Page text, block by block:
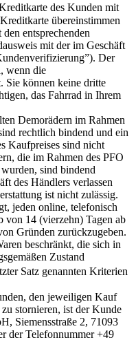
des Kunden mit
übereinstimmen
entsprechenden
mit der im Geschäft
Der
wenn die
Sie können keine dritte
das Fahrrad in Ihrem
Demorädern im Rahmen
rechtlich bindend und ein
Kaufpreises sind nicht
die im Rahmen des PFO
sind bindend
des Händlers verlassen
ist nicht zulässig.
jeden online, telefonisch
von 14 (vierzehn) Tagen ab
Gründen zurückzugeben.
beschränkt, die sich in
Zustand
Satz genannten Kriterien
den jeweiligen Kauf
stornieren, ist der Kunde
Siemensstraße 2, 71093
der Telefonnummer +49